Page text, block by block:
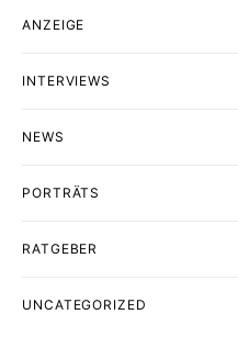
ANZEIGE
INTERVIEWS
NEWS
PORTRÄTS
RATGEBER
UNCATEGORIZED